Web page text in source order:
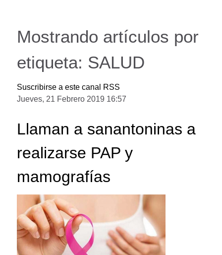
Mostrando artículos por
etiqueta: SALUD
Suscribirse a este canal RSS
Jueves, 21 Febrero 2019 16:57
Llaman a sanantoninas a
realizarse PAP y
mamografías